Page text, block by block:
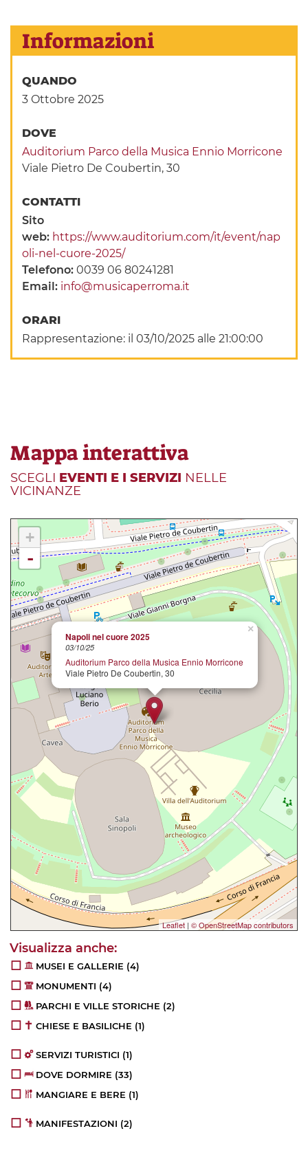
Informazioni
QUANDO
3 Ottobre 2025
DOVE
Auditorium Parco della Musica Ennio Morricone
Viale Pietro De Coubertin, 30
CONTATTI
Sito
web: https://www.auditorium.com/it/event/nap
oli-nel-cuore-2025/
Telefono:0039 06 80241281
Email: info@musicaperroma.it
ORARI
Rappresentazione: il 03/10/2025 alle 21:00:00
Mappa interattiva
SCEGLI EVENTI E I SERVIZI NELLE
VICINANZE
×
Napoli nel cuore 2025
03/10/25
Auditorium Parco della Musica Ennio Morricone
Viale Pietro De Coubertin, 30
+
-
Leaflet | © OpenStreetMap contributors
MUSEI E GALLERIE (4)
MONUMENTI (4)
PARCHI E VILLE STORICHE (2)
CHIESE E BASILICHE (1)
SERVIZI TURISTICI (1)
DOVE DORMIRE (33)
MANGIARE E BERE (1)
MANIFESTAZIONI (2)